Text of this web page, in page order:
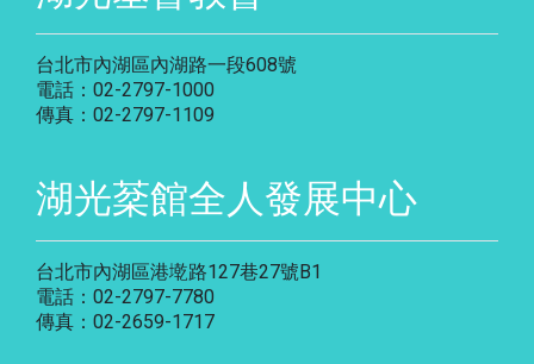
台北市內湖區內湖路一段608號
電話：02-2797-1000
傳真：02-2797-1109
湖光棻館全人發展中心
台北市內湖區港墘路127巷27號B1
電話：02-2797-7780
傳真：02-2659-1717